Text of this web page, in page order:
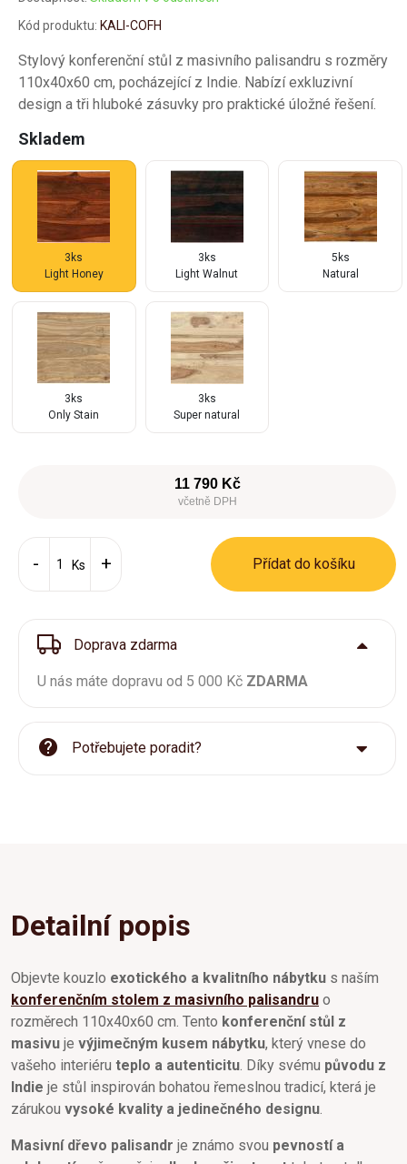
Kód produktu: KALI-COFH
Stylový konferenční stůl z masivního palisandru s rozměry
110x40x60 cm, pocházející z Indie. Nabízí exkluzivní
design a tři hluboké zásuvky pro praktické úložné řešení.
Skladem
3ks
Light Honey
3ks
Light Walnut
5ks
Natural
3ks
Only Stain
3ks
Super natural
11 790 Kč
včetně DPH
Ks Přídat do košíku
Doprava zdarma
U nás máte dopravu od 5 000 Kč ZDARMA
Potřebujete poradit?
Detailní popis
Objevte kouzlo exotického a kvalitního nábytku s naším
konferenčním stolem z masivního palisandru o
rozměrech 110x40x60 cm. Tento konferenční stůl z
masivu je výjimečným kusem nábytku, který vnese do
vašeho interiéru teplo a autenticitu . Díky svému původu z
Indie je stůl inspirován bohatou řemeslnou tradicí, která je
zárukou vysoké kvality a jedinečného designu
Masivní dřevo palisandr je známo svou pevností a